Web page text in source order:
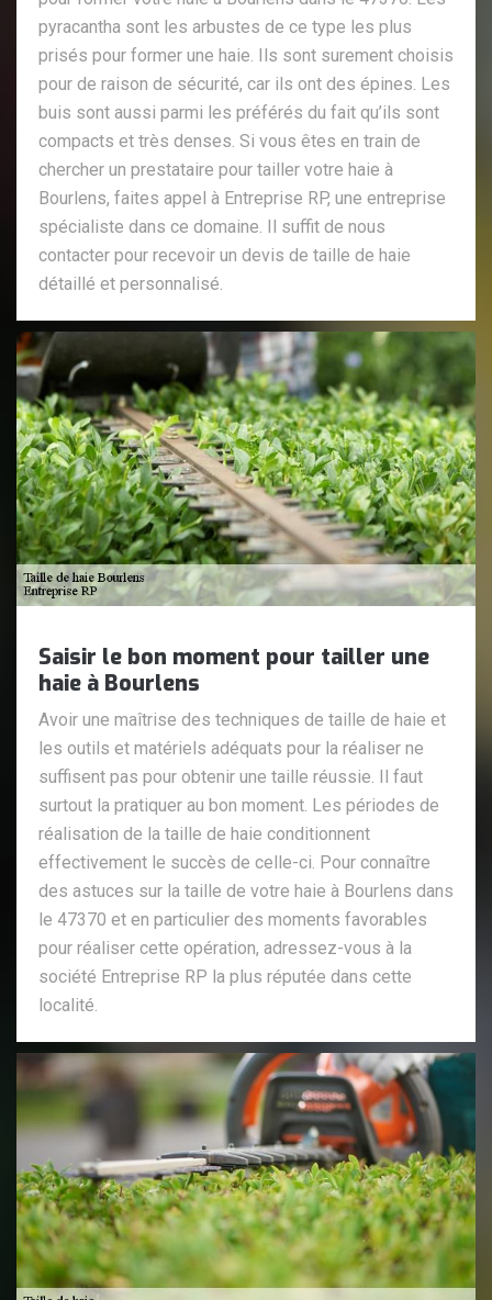
pyracantha sont les arbustes de ce type les plus
prisés pour former une haie. Ils sont surement choisis
pour de raison de sécurité, car ils ont des épines. Les
buis sont aussi parmi les préférés du fait qu’ils sont
compacts et très denses. Si vous êtes en train de
chercher un prestataire pour tailler votre haie à
Bourlens, faites appel à Entreprise RP, une entreprise
spécialiste dans ce domaine. Il suffit de nous
contacter pour recevoir un devis de taille de haie
détaillé et personnalisé.
Saisir le bon moment pour tailler une
haie à Bourlens
Avoir une maîtrise des techniques de taille de haie et
les outils et matériels adéquats pour la réaliser ne
suffisent pas pour obtenir une taille réussie. Il faut
surtout la pratiquer au bon moment. Les périodes de
réalisation de la taille de haie conditionnent
effectivement le succès de celle-ci. Pour connaître
des astuces sur la taille de votre haie à Bourlens dans
le 47370 et en particulier des moments favorables
pour réaliser cette opération, adressez-vous à la
société Entreprise RP la plus réputée dans cette
localité.